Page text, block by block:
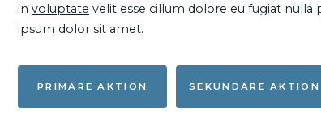
in voluptate velit esse cillum dolore eu fugiat
ipsum dolor sit amet.
PRIMÄRE AKTION SEKUNDÄRE AKTION